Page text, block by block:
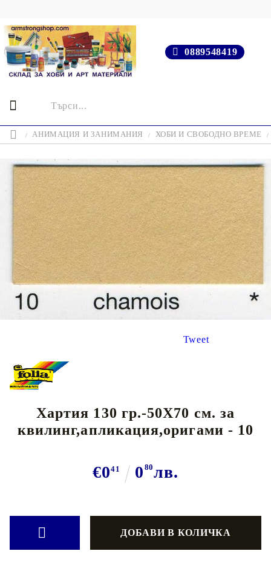
0889548419
АНИМАЦИЯ И ЗАНИМАНИЯ ХОБИ И СВОБОДНО ВРЕМЕ
Tweet
Хартия 130 гр.-50Х70 см. за
квилинг,апликация,оригами - 10
€041 0 80лв.